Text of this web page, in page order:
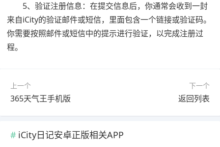
5、验证注册信息：在提交信息后，你通常会收到一封
来自iCity的验证邮件或短信，里面包含一个链接或验证码。
你需要按照邮件或短信中的提示进行验证，以完成注册过
程。
上一个
365天气王手机版
下一个
返回列表
iCity日记安卓正版相关APP